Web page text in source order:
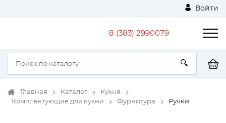
Войти
8 (383) 2990079
Главная Каталог
Кухня
Комплектующие для кухни
Фурнитура Ручки